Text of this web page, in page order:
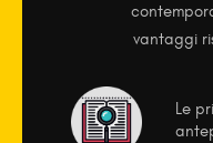
vantaggi
Le